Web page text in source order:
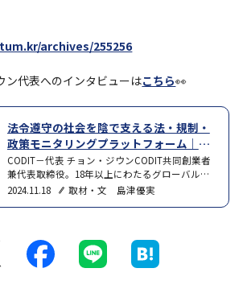
archives/255256
ン代表へのインタビューはこちら👀
法令遵守の社会を陰で支える法・規制・
政策モニタリングプラットフォーム｜CO
DIT－代表 チョン・ジウン
CODIT－代表 チョン・ジウンCODIT共同創業者
兼代表取締役。18年以上にわたるグローバル・
韓国の政策に関する豊富な経験と専門知識を持
線でも活躍。大統領デジタル政府プラットフォ
ーム委員会のメンバー、企画財政省傘下の国家
戦略委員会の委員として、韓国のデジタル化…
2024.11.18 取材・文 島津優実